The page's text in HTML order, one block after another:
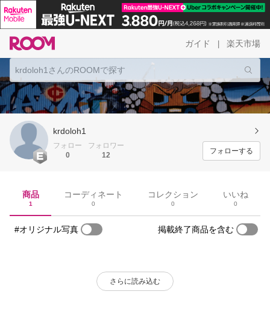
ガイド 楽天市場
krdoloh1
フォロー
0
フォロワー
12
フォローする
商品
1
コーディネート
0
コレクション
0
いいね
0
#オリジナル写真 掲載終了商品を含む
さらに読み込む